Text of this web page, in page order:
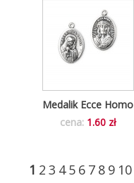
Medalik Ecce Homo
cena: 1.60 zł
1 2 3 45 6 7 8 9 10